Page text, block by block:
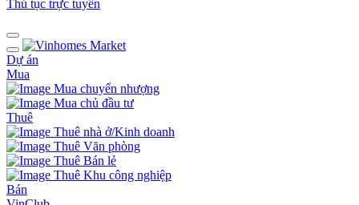
Thủ tục trực tuyến
Dự án
Mua
Mua chuyển nhượng
Mua chủ đầu tư
Thuê
Thuê nhà ở/Kinh doanh
Thuê Văn phòng
Thuê Bán lẻ
Thuê Khu công nghiệp
Bán